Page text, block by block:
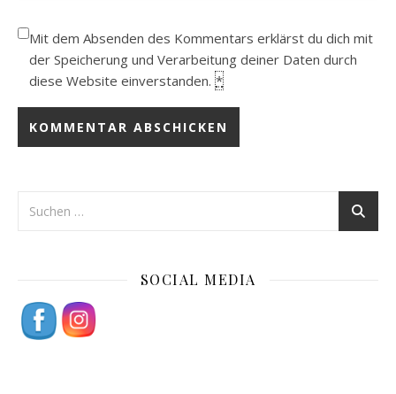
Mit dem Absenden des Kommentars erklärst du dich mit
der Speicherung und Verarbeitung deiner Daten durch
diese Website einverstanden. *
SOCIAL MEDIA